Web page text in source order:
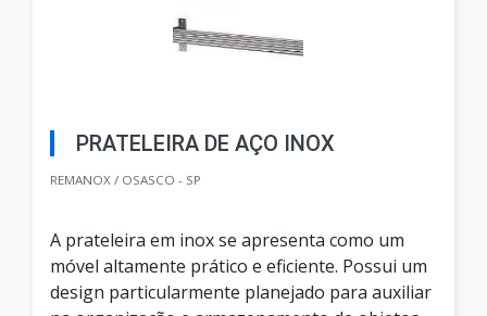
PRATELEIRA DE AÇO INOX
REMANOX / OSASCO - SP
A prateleira em inox se apresenta como um
móvel altamente prático e eficiente. Possui um
design particularmente planejado para auxiliar